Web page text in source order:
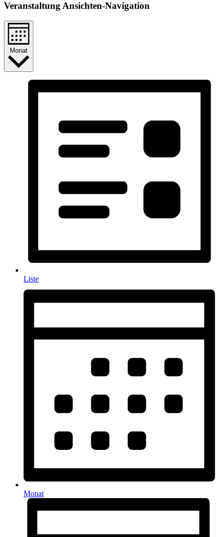
Veranstaltung Ansichten-Navigation
Monat
Liste
Monat